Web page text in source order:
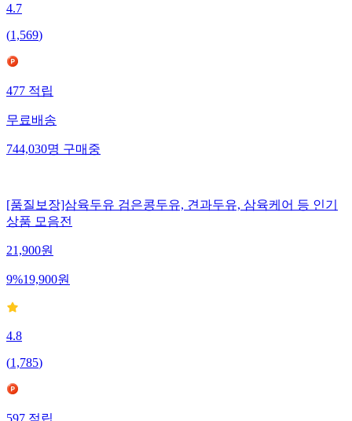
4.7
(1,569)
477 적립
무료배송
744,030명 구매중
[품질보장]삼육두유 검은콩두유, 견과두유, 삼육케어 등 인기
상품 모음전
21,900원
9%19,900원
4.8
(1,785)
597 적립